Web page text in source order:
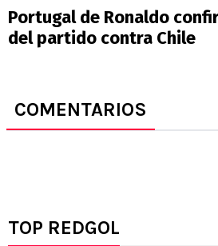
Portugal de Ronaldo
del partido contra Chile
COMENTARIOS
TOP REDGOL